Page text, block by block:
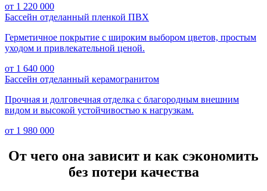
от 1 220 000
Бассейн отделанный пленкой ПВХ
Герметичное покрытие с широким выбором цветов, простым
уходом и привлекательной ценой.
от 1 640 000
Бассейн отделанный керамогранитом
Прочная и долговечная отделка с благородным внешним
видом и высокой устойчивостью к нагрузкам.
от 1 980 000
От чего она зависит и как сэкономить
без потери качества